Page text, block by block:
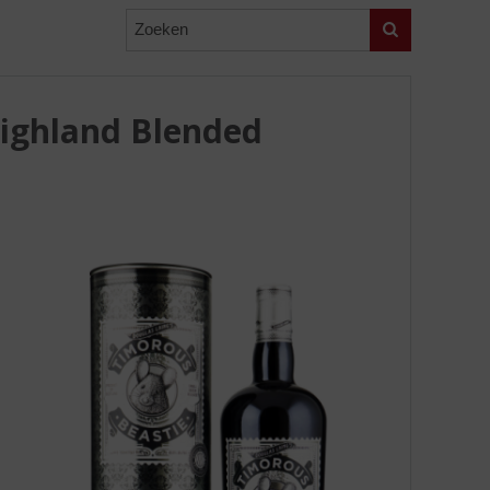
Zoeken
Blended